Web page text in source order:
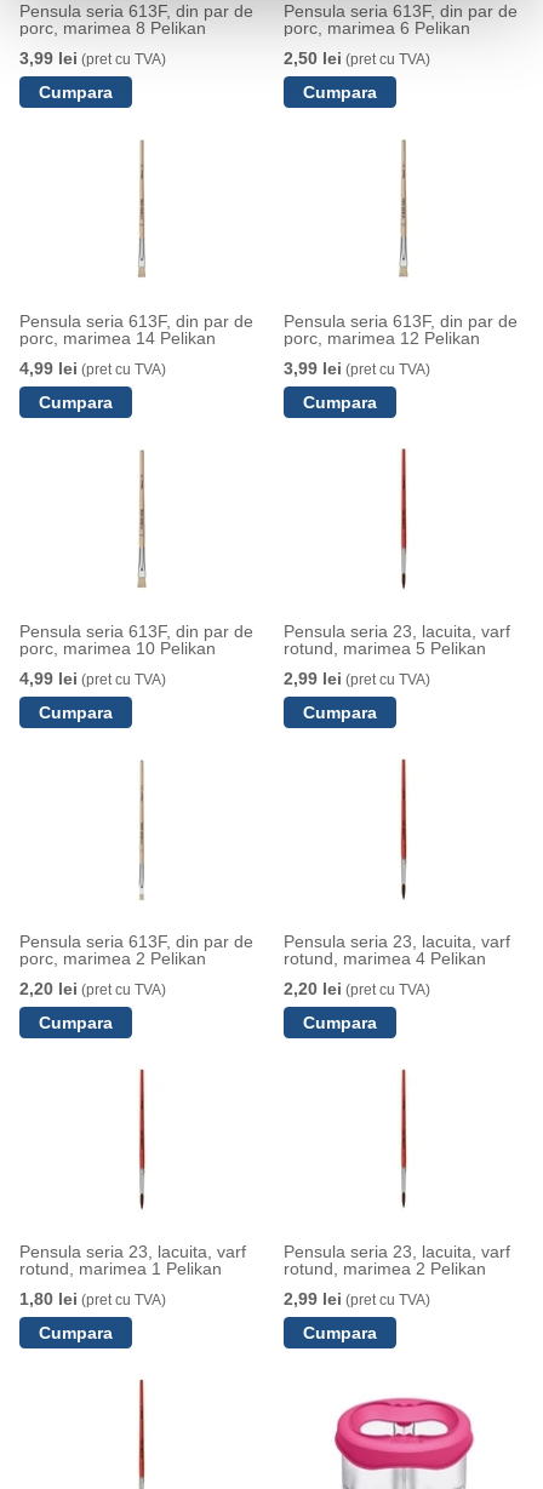
Pensula seria 613F, din par de
porc, marimea 8 Pelikan
3,99 lei (pret cu TVA)
Pensula seria 613F, din par de
porc, marimea 6 Pelikan
2,50 lei (pret cu TVA)
Pensula seria 613F, din par de
porc, marimea 14 Pelikan
4,99 lei (pret cu TVA)
Pensula seria 613F, din par de
porc, marimea 12 Pelikan
3,99 lei (pret cu TVA)
Pensula seria 613F, din par de
porc, marimea 10 Pelikan
4,99 lei (pret cu TVA)
Pensula seria 23, lacuita, varf
rotund, marimea 5 Pelikan
2,99 lei (pret cu TVA)
Pensula seria 613F, din par de
porc, marimea 2 Pelikan
2,20 lei (pret cu TVA)
Pensula seria 23, lacuita, varf
rotund, marimea 4 Pelikan
2,20 lei (pret cu TVA)
Pensula seria 23, lacuita, varf
rotund, marimea 1 Pelikan
1,80 lei (pret cu TVA)
Pensula seria 23, lacuita, varf
rotund, marimea 2 Pelikan
2,99 lei (pret cu TVA)